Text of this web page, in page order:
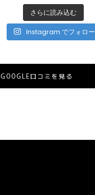
さらに読み込む
Instagram でフォロー
GOOGLE口コミを見る